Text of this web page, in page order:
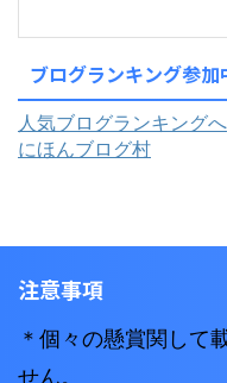
ブログランキング参加
人気ブログランキングへ
にほんブログ村
注意事項
＊個々の懸賞関して
せん。